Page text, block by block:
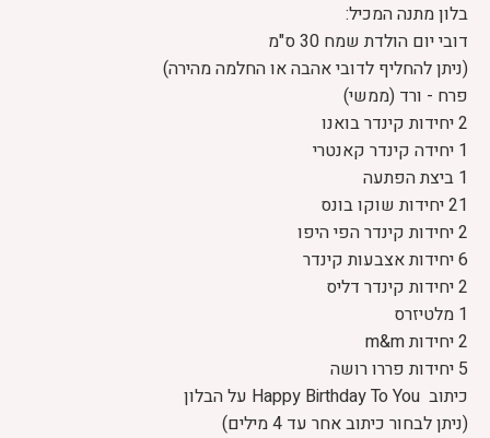
בלון מתנה המכיל:
דובי יום הולדת שמח 30 ס"מ
(ניתן להחליף לדובי אהבה או החלמה מהירה)
פרח - ורד (ממשי)
2 יחידות קינדר בואנו
1 יחידה קינדר קאנטרי
1 ביצת הפתעה
21 יחידות שוקו בונס
2 יחידות קינדר הפי היפו
6 יחידות אצבעות קינדר
2 יחידות קינדר דליס
1 מלטיזרס
2 יחידות m&m
5 יחידות פררו רושה
כיתוב Happy Birthday To You על הבלון
(ניתן לבחור כיתוב אחר עד 4 מילים)